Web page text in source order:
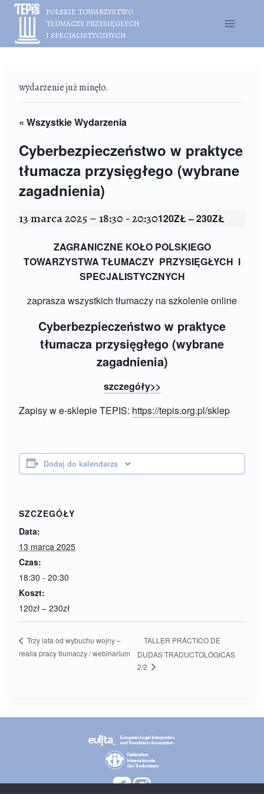
Przejdź
treści
POLSKIE TOWARZYSTWO
TŁUMACZY PRZYSIĘGŁYCH
I SPECJALISTYCZNYCH
wydarzenie już minęło.
« Wszystkie Wydarzenia
Cyberbezpieczeństwo w praktyce
tłumacza przysięgłego (wybrane
zagadnienia)
13 marca 2025 – 18:30 -20:30120ZŁ – 230ZŁ
ZAGRANICZNE KOŁO POLSKIEGO
TOWARZYSTWA TŁUMACZY PRZYSIĘGŁYCH I
SPECJALISTYCZNYCH
zaprasza wszystkich tłumaczy na szkolenie online
Cyberbezpieczeństwo w praktyce
tłumacza przysięgłego (wybrane
zagadnienia)
szczegóły>>
Zapisy w e-sklepie TEPIS: https://tepis.org.pl/sklep
Dodaj do kalendarza
SZCZEGÓŁY
Data:
13 marca 2025
Czas:
18:30 - 20:30
Koszt:
120zł – 230zł
Trzy lata od wybuchu wojny –
realia pracy tłumaczy / webinarium
TALLER PRÁCTICO DE
DUDAS TRADUCTOLÓGICAS
2/2